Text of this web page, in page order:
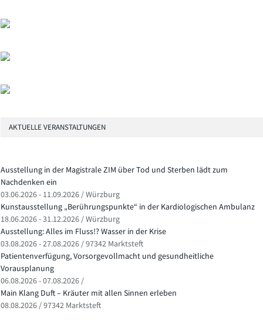
AKTUELLE VERANSTALTUNGEN
Ausstellung in der Magistrale ZIM über Tod und Sterben lädt zum
Nachdenken ein
03.06.2026 - 11.09.2026 / Würzburg
Kunstausstellung „Berührungspunkte“ in der Kardiologischen Ambulanz
18.06.2026 - 31.12.2026 / Würzburg
Ausstellung: Alles im Fluss!? Wasser in der Krise
03.08.2026 - 27.08.2026 / 97342 Marktsteft
Patientenverfügung, Vorsorgevollmacht und gesundheitliche
Vorausplanung
06.08.2026 - 07.08.2026 /
Main Klang Duft – Kräuter mit allen Sinnen erleben
08.08.2026 / 97342 Marktsteft